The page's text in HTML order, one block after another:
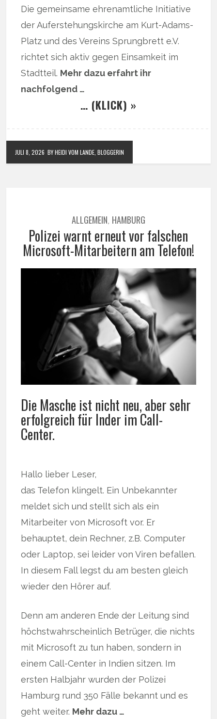
Die gemeinsame ehrenamtliche Initiative
der Auferstehungskirche am Kurt-Adams-
Platz und des Vereins Sprungbrett e.V.
richtet sich aktiv gegen Einsamkeit im
Stadtteil. Mehr dazu erfahrt ihr
nachfolgend …
… (KLICK) »
JULI 8, 2026 BY HEIDI VOM LANDE, BLOGGERIN
ALLGEMEIN, HAMBURG
Polizei warnt erneut vor falschen
Microsoft-Mitarbeitern am Telefon!
Die Masche ist nicht neu, aber sehr
erfolgreich für Inder im Call-
Center.
Hallo lieber Leser,
das Telefon klingelt. Ein Unbekannter
meldet sich und stellt sich als ein
Mitarbeiter von Microsoft vor. Er
behauptet, dein Rechner, z.B. Computer
oder Laptop, sei leider von Viren befallen.
In diesem Fall legst du am besten gleich
wieder den Hörer auf.
Denn am anderen Ende der Leitung sind
höchstwahrscheinlich Betrüger, die nichts
mit Microsoft zu tun haben, sondern in
einem Call-Center in Indien sitzen. Im
ersten Halbjahr wurden der Polizei
Hamburg rund 350 Fälle bekannt und es
geht weiter. Mehr dazu …